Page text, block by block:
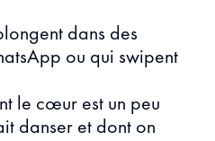
dans des
ou qui swipent
le cœur est un peu
danser et dont on